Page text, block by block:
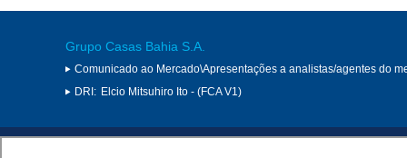
Grupo Casas Bahia S.A.
Comunicado ao Mercado\Apresentações a analistas/agentes do
DRI: Elcio Mitsuhiro Ito - (FCA V1)